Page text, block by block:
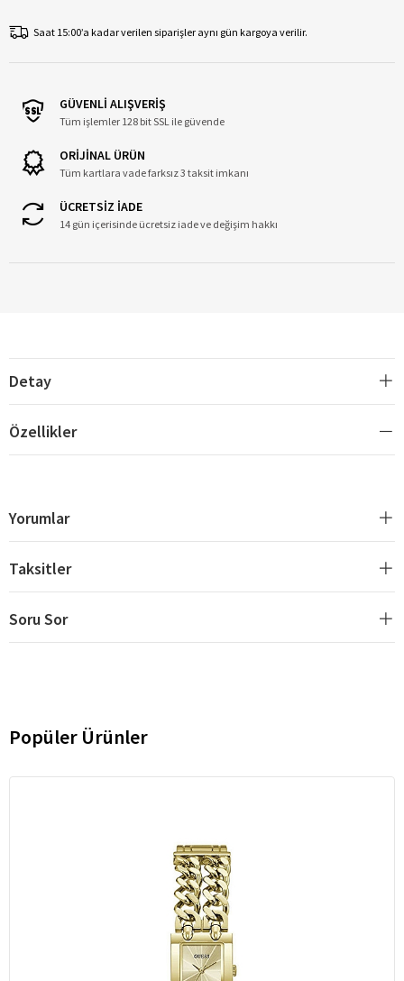
Saat 15:00’a kadar verilen siparişler aynı gün kargoya verilir.
GÜVENLİ ALIŞVERİŞ
Tüm işlemler 128 bit SSL ile güvende
ORİJİNAL ÜRÜN
Tüm kartlara vade farksız 3 taksit imkanı
ÜCRETSİZ İADE
14 gün içerisinde ücretsiz iade ve değişim hakkı
Detay
Özellikler
Yorumlar
Taksitler
Soru Sor
Popüler Ürünler